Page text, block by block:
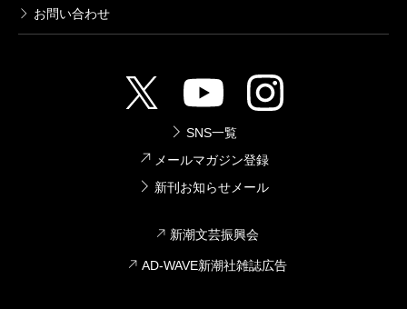
お問い合わせ
SNS一覧
メールマガジン登録
新刊お知らせメール
新潮文芸振興会
AD-WAVE新潮社雑誌広告